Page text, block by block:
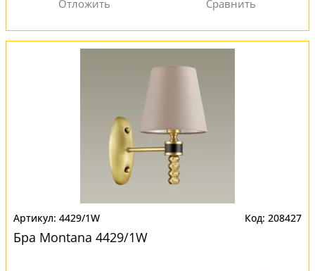
4429/1W 208427
Бра Montana 4429/1W